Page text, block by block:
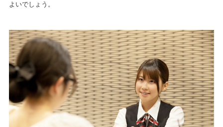
よいでしょう。